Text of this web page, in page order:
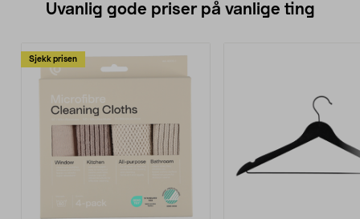
Uvanlig gode priser på vanlige ting
Sjekk prisen